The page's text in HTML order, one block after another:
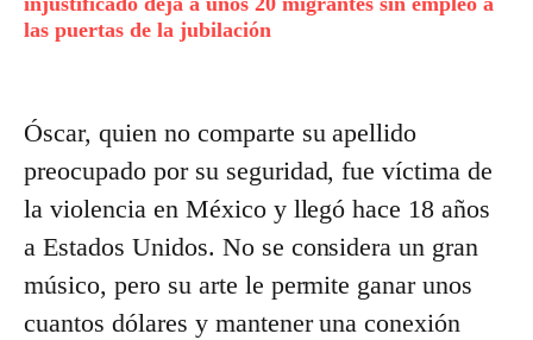
las puertas de la jubilación
Óscar, quien no comparte su apellido
preocupado por su seguridad, fue víctima de
la violencia en México y llegó hace 18 años
a Estados Unidos. No se considera un gran
músico, pero su arte le permite ganar unos
cuantos dólares y mantener una conexión